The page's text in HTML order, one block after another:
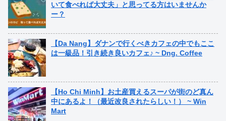
いて食べれば大丈夫」と思ってる方はいませんか
ー？
【Da Nang】ダナンで行くべきカフェの中でもここ
は一級品！引き続き良いカフェ♪ ~ Dng. Coffee
【Ho Chi Minh】お土産買えるスーパが街のど真ん
中にあるよ！（最近改良されたらしい！） ~ Win
Mart